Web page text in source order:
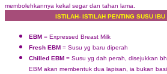
membolehkannya kekal segar dan tahan lama.
ISTILAH- ISTILAH PENTING SUSU IBU
EBM = Expressed Breast Milk
Fresh EBM = Susu yg baru diperah
Chilled EBM = Susu yg dah perah, disejukkan
EBM akan membentuk dua lapisan, ia bukan